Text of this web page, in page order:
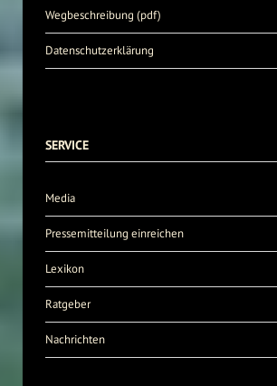
Wegbeschreibung (pdf)
Datenschutzerklärung
SERVICE
Media
Pressemitteilung einreichen
Lexikon
Ratgeber
Nachrichten